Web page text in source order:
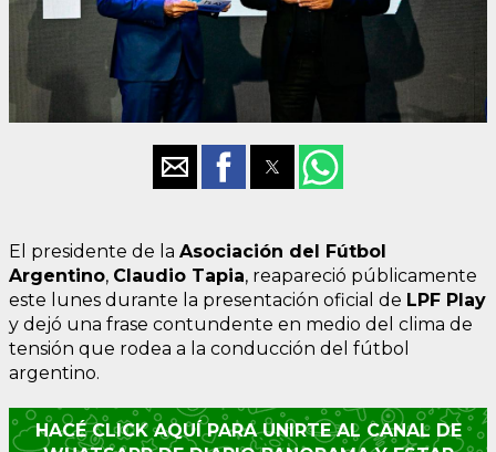
El presidente de la Asociación del Fútbol
Argentino, Claudio Tapia, reapareció públicamente
este lunes durante la presentación oficial de LPF Play
y dejó una frase contundente en medio del clima de
tensión que rodea a la conducción del fútbol
argentino.
HACÉ CLICK AQUÍ PARA UNIRTE AL CANAL DE